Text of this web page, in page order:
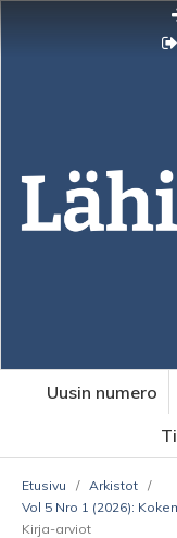
Uusin numero
Etusivu / Arkistot /
Vol 5 Nro 1 (2026):
Kirja-arviot